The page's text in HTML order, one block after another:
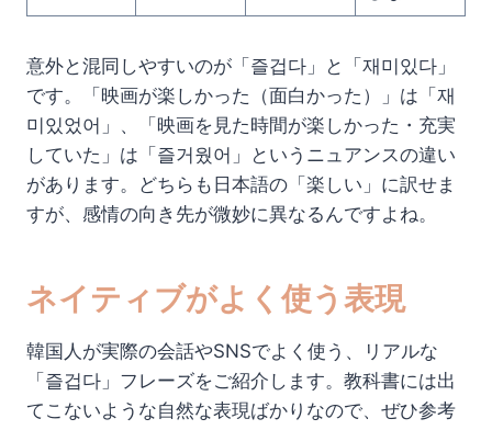
意外と混同しやすいのが「즐겁다」と「재미있다」
です。「映画が楽しかった（面白かった）」は「재
미있었어」、「映画を見た時間が楽しかった・充実
していた」は「즐거웠어」というニュアンスの違い
があります。どちらも日本語の「楽しい」に訳せま
すが、感情の向き先が微妙に異なるんですよね。
ネイティブがよく使う表現
韓国人が実際の会話やSNSでよく使う、リアルな
「즐겁다」フレーズをご紹介します。教科書には出
てこないような自然な表現ばかりなので、ぜひ参考